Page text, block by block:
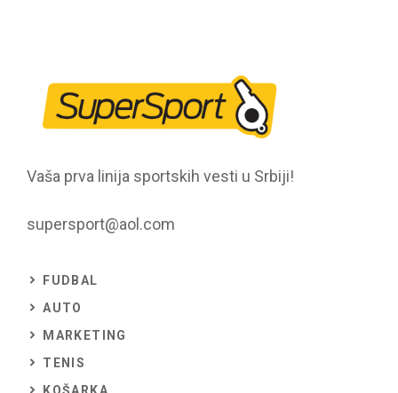
Vaša prva linija sportskih vesti u Srbiji!
supersport@aol.com
FUDBAL
AUTO
MARKETING
TENIS
KOŠARKA